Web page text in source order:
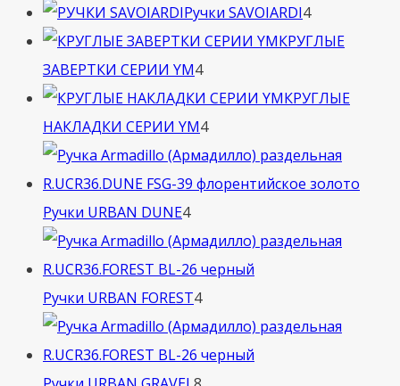
товара
Ручки SAVOIARDI44
товара
КРУГЛЫЕ
ЗАВЕРТКИ СЕРИИ YM44
товара
КРУГЛЫЕ
НАКЛАДКИ СЕРИИ YM44
товара
Ручки URBAN DUNE44
товара
Ручки URBAN FOREST44
товара